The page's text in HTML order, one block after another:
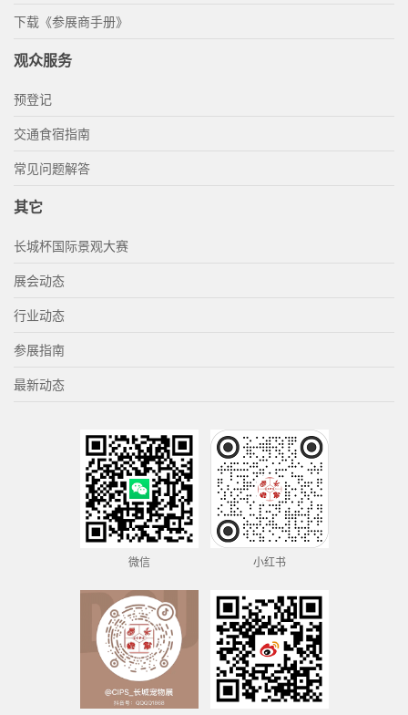
下载《参展商手册》
观众服务
预登记
交通食宿指南
常见问题解答
其它
长城杯国际景观大赛
展会动态
行业动态
参展指南
最新动态
微信 小红书